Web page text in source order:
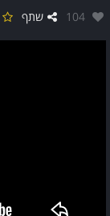
אהבו:
104 שתף